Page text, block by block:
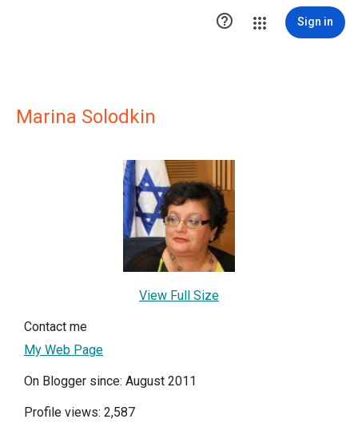
 Sign in
Marina Solodkin
View Full Size
Contact me
My Web Page
On Blogger since: August 2011
Profile views: 2,587